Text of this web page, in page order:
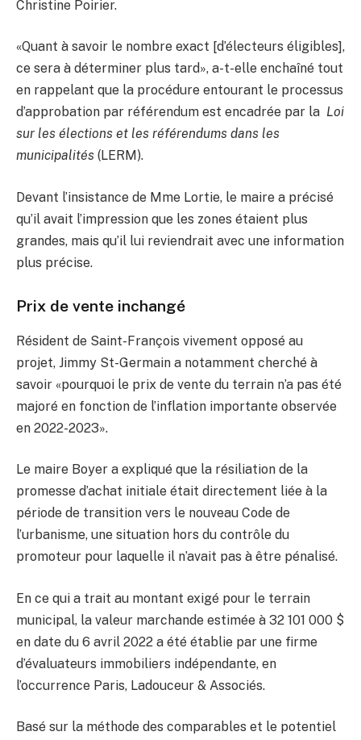
Christine Poirier.
«Quant à savoir le nombre exact [d’électeurs éligibles],
ce sera à déterminer plus tard», a-t-elle enchaîné tout
en rappelant que la procédure entourant le processus
d’approbation par référendum est encadrée par la Loi
sur les élections et les référendums dans les
municipalités (LERM).
Devant l’insistance de Mme Lortie, le maire a précisé
qu’il avait l’impression que les zones étaient plus
grandes, mais qu’il lui reviendrait avec une information
plus précise.
Prix de vente inchangé
Résident de Saint-François vivement opposé au
projet, Jimmy St-Germain a notamment cherché à
savoir «pourquoi le prix de vente du terrain n’a pas été
majoré en fonction de l’inflation importante observée
en 2022-2023».
Le maire Boyer a expliqué que la résiliation de la
promesse d’achat initiale était directement liée à la
période de transition vers le nouveau Code de
l’urbanisme, une situation hors du contrôle du
promoteur pour laquelle il n’avait pas à être pénalisé.
En ce qui a trait au montant exigé pour le terrain
municipal, la valeur marchande estimée à 32 101 000 $
en date du 6 avril 2022 a été établie par une firme
d’évaluateurs immobiliers indépendante, en
l’occurrence Paris, Ladouceur & Associés.
Basé sur la méthode des comparables et le potentiel